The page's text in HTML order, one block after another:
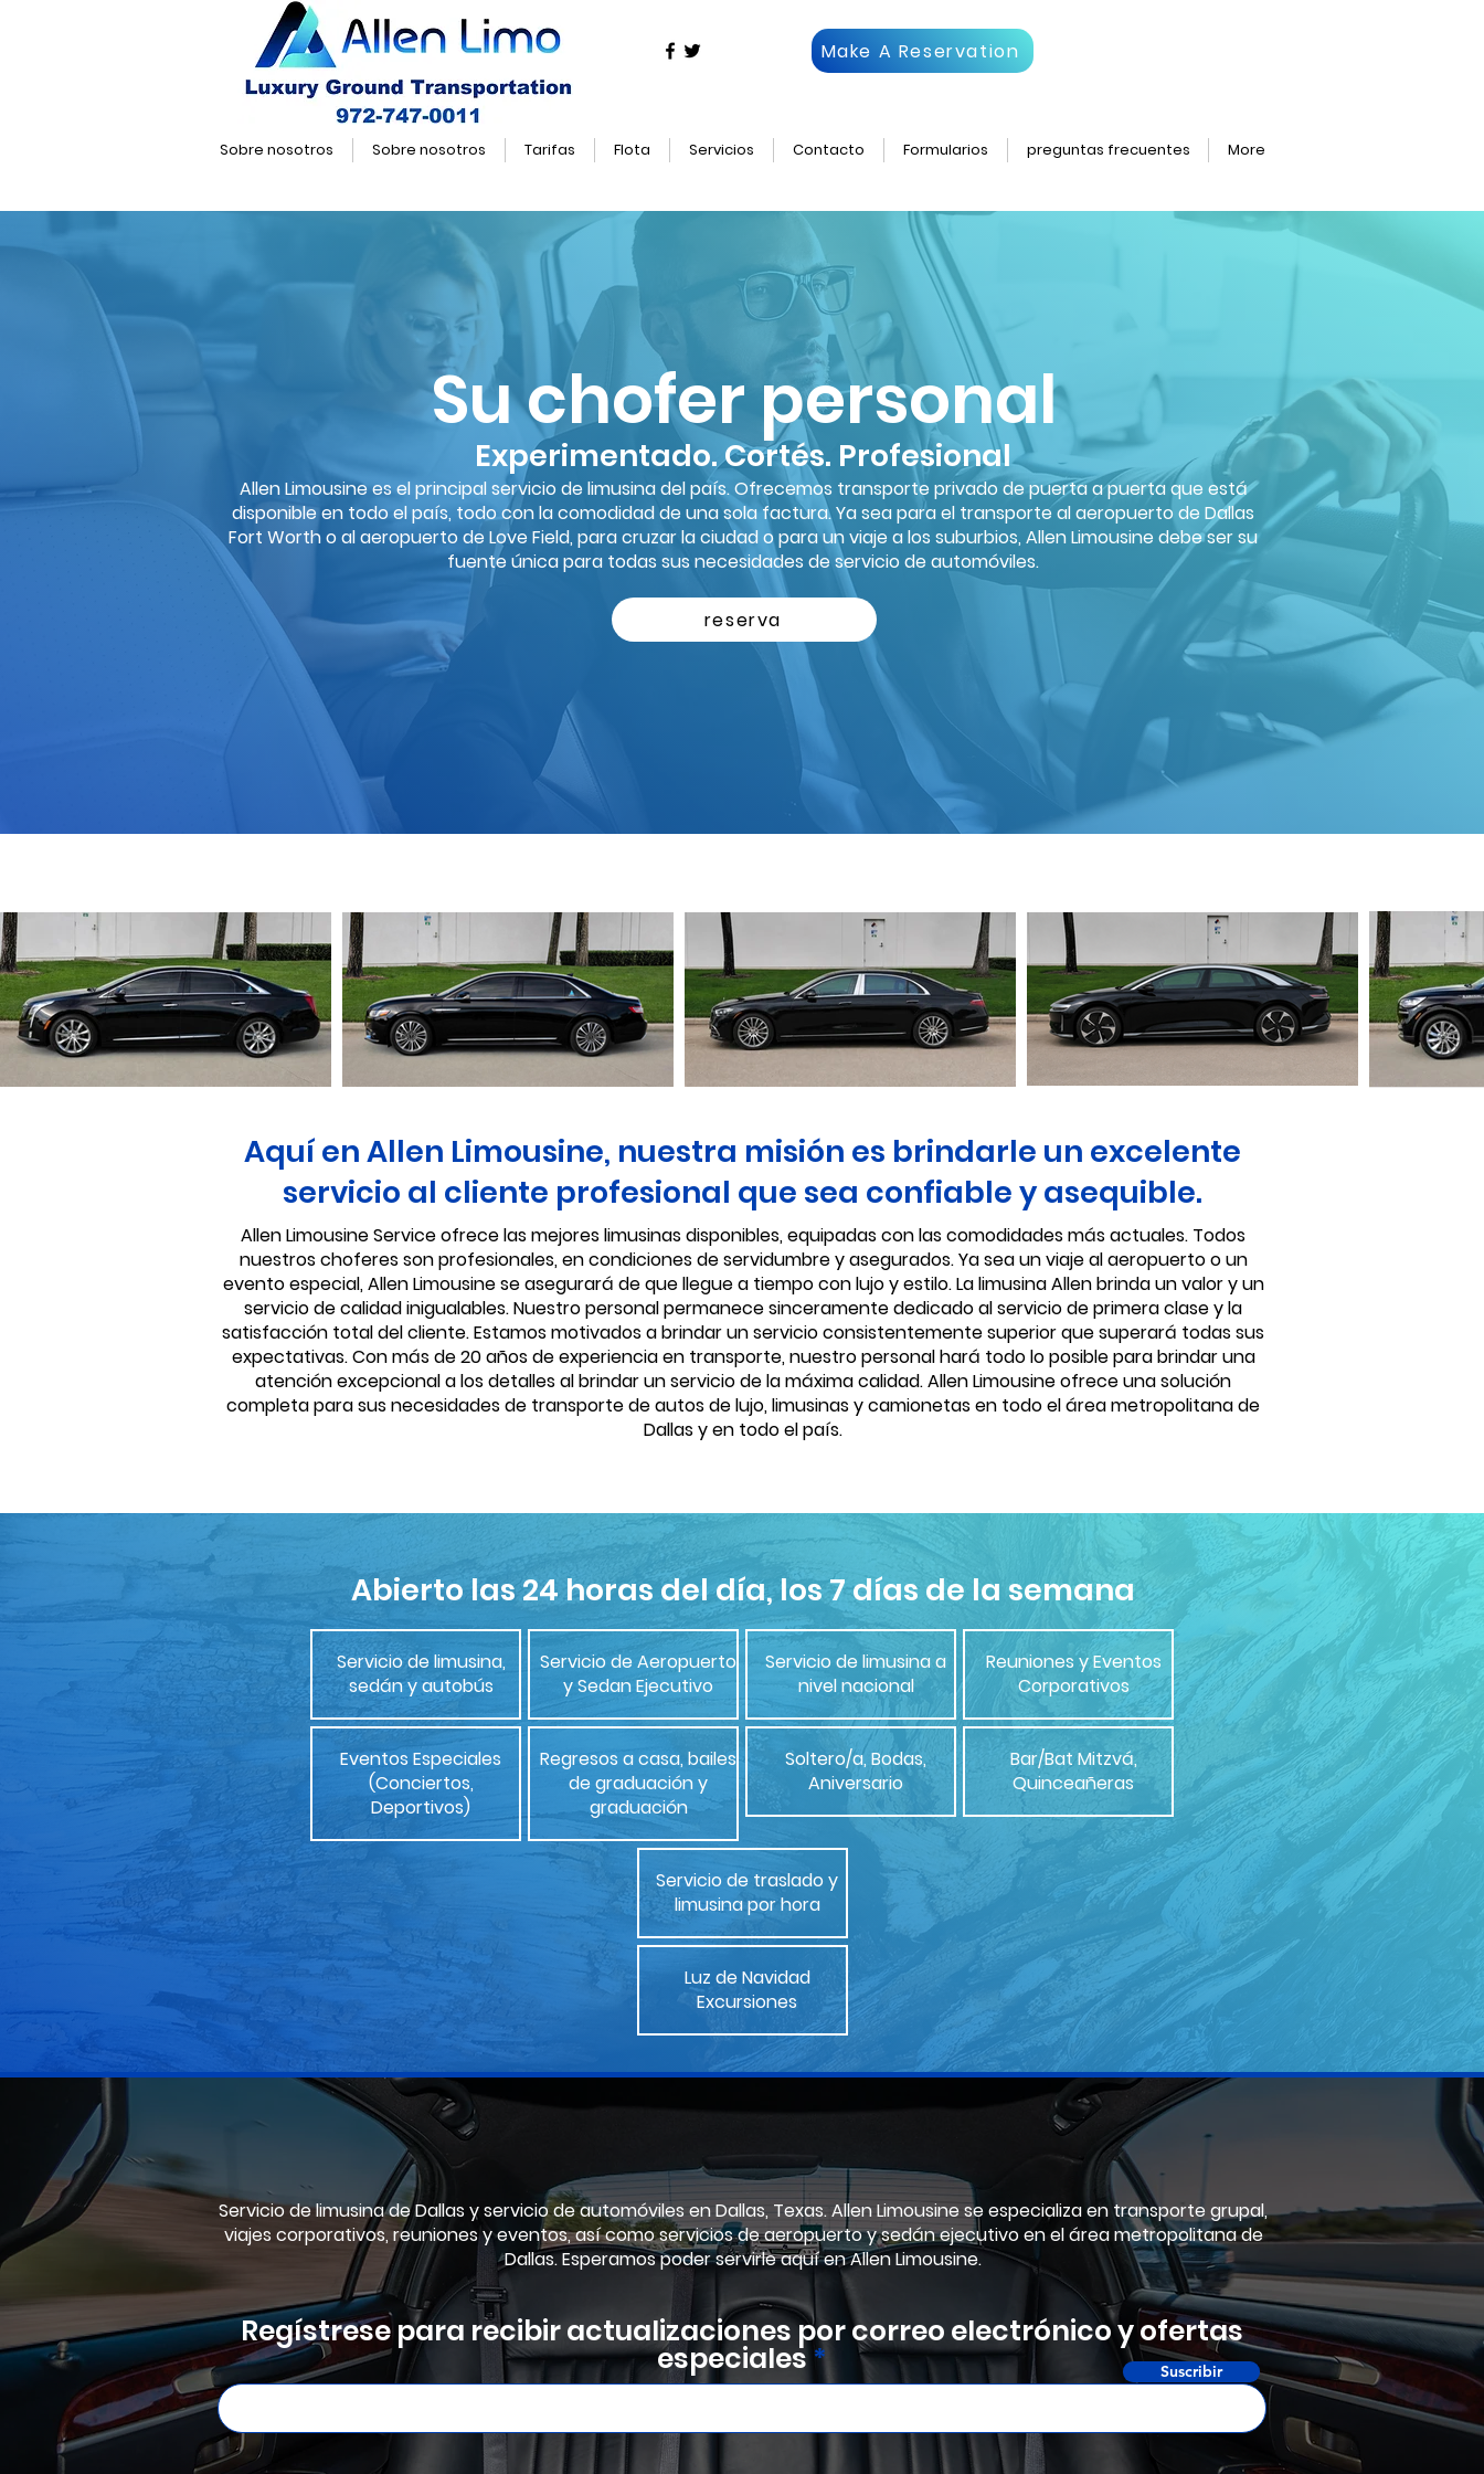
Make A Reservation
Sobre nosotros Sobre nosotros Tarifas Flota Servicios Contacto Formularios preguntas frecuentes More
Su chofer personal
Experimentado. Cortés. Profesional
Allen Limousine es el principal servicio de limusina del país. Ofrecemos transporte privado de puerta a puerta que está
disponible en todo el país, todo con la comodidad de una sola factura. Ya sea para el transporte al aeropuerto de Dallas
Fort Worth o al aeropuerto de Love Field, para cruzar la ciudad o para un viaje a los suburbios, Allen Limousine debe ser su
fuente única para todas sus necesidades de servicio de automóviles.
reserva
Aquí en Allen Limousine, nuestra misión es brindarle un excelente
servicio al cliente profesional que sea confiable y asequible.
Allen Limousine Service ofrece las mejores limusinas disponibles, equipadas con las comodidades más actuales. Todos
nuestros choferes son profesionales, en condiciones de servidumbre y asegurados. Ya sea un viaje al aeropuerto o un
evento especial, Allen Limousine se asegurará de que llegue a tiempo con lujo y estilo. La limusina Allen brinda un valor y un
servicio de calidad inigualables. Nuestro personal permanece sinceramente dedicado al servicio de primera clase y la
satisfacción total del cliente. Estamos motivados a brindar un servicio consistentemente superior que superará todas sus
expectativas. Con más de 20 años de experiencia en transporte, nuestro personal hará todo lo posible para brindar una
atención excepcional a los detalles al brindar un servicio de la máxima calidad. Allen Limousine ofrece una solución
completa para sus necesidades de transporte de autos de lujo, limusinas y camionetas en todo el área metropolitana de
Dallas y en todo el país.
Abierto las 24 horas del día, los 7 días de la semana
Servicio de limusina,
sedán y autobús
Eventos Especiales
(Conciertos,
Deportivos)
Servicio de Aeropuerto
y Sedan Ejecutivo
Regresos a casa, bailes
de graduación y
graduación
Servicio de limusina a
nivel nacional
Soltero/a, Bodas,
Aniversario
Reuniones y Eventos
Corporativos
Bar/Bat Mitzvá,
Quinceañeras
Servicio de traslado y
limusina por hora
Luz de Navidad
Excursiones
Servicio de limusina de Dallas y servicio de automóviles en Dallas, Texas. Allen Limousine se especializa en transporte grupal,
viajes corporativos, reuniones y eventos, así como servicios de aeropuerto y sedán ejecutivo en el área metropolitana de
Dallas. Esperamos poder servirle aquí en Allen Limousine.
Regístrese para recibir actualizaciones por correo electrónico y ofertas
especiales Suscribir